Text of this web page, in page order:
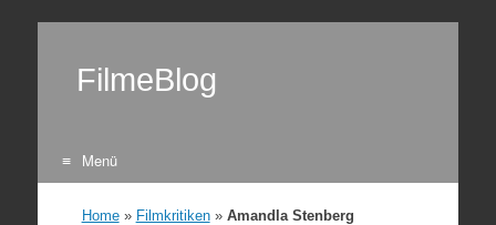
FilmeBlog
Menü
Home» Filmkritiken» Amandla Stenberg